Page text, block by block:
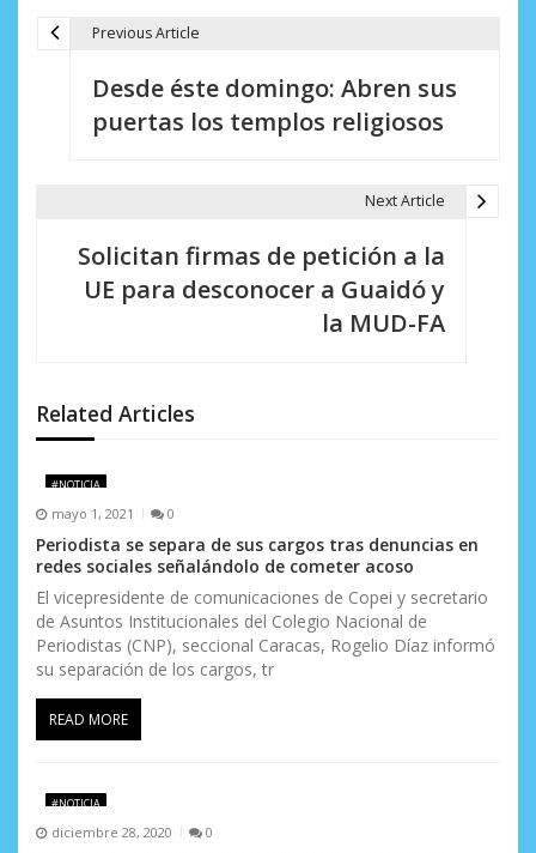
ó
n
d
e
e
n
t
r
a
d
a
Previous Article
Desde éste domingo: Abren sus
puertas los templos religiosos
Next Article
Solicitan firmas de petición a la
UE para desconocer a Guaidó y
la MUD-FA
Related Articles
#NOTICIA
mayo 1, 2021 0
Periodista se separa de sus cargos tras denuncias en
redes sociales señalándolo de cometer acoso
El vicepresidente de comunicaciones de Copei y secretario
de Asuntos Institucionales del Colegio Nacional de
Periodistas (CNP), seccional Caracas, Rogelio Díaz informó
su separación de los cargos, tr
READ MORE
#NOTICIA
diciembre 28, 2020 0